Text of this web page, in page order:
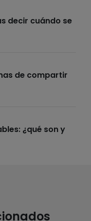
decir cuándo se
de compartir
¿qué son y